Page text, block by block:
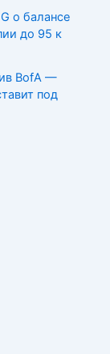
о балансе
до 95 к
BofA —
под